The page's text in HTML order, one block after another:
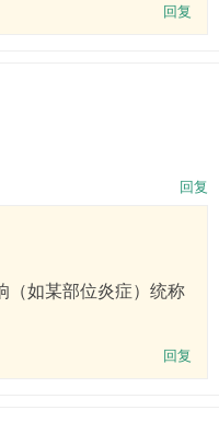
回复
回复
（如某部位炎症）统称
回复